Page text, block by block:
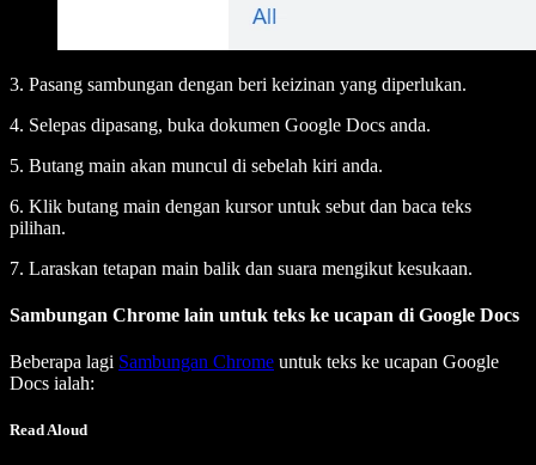
3. Pasang sambungan dengan beri keizinan yang diperlukan.
4. Selepas dipasang, buka dokumen Google Docs anda.
5. Butang main akan muncul di sebelah kiri anda.
6. Klik butang main dengan kursor untuk sebut dan baca teks
pilihan.
7. Laraskan tetapan main balik dan suara mengikut kesukaan.
Sambungan Chrome lain untuk teks ke ucapan di Google Docs
Beberapa lagi Sambungan Chrome untuk teks ke ucapan Google
Docs ialah:
Read Aloud